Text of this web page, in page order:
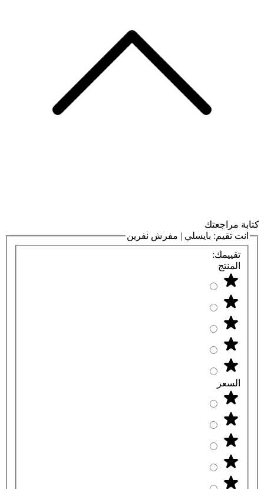
كتابة مراجعتك
انت تقيم: بايسلي | مفرش نفرين
تقييمك:
المنتج
السعر